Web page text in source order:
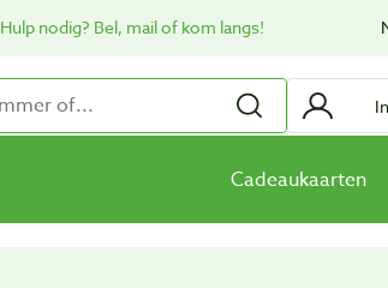
Hulp nodig? Bel, mail of kom langs!
Cadeaukaarten